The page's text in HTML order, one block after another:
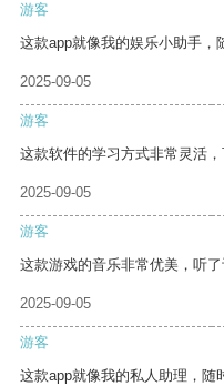
游客
这款app就像我的娱乐小助手，
2025-09-05
游客
这款软件的学习方式非常灵活
2025-09-05
游客
这款游戏的音乐非常优美，听了
2025-09-05
游客
这款app就像我的私人助理，随